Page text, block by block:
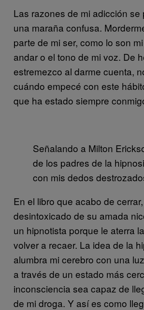
Las razones de mi adicción se
una maraña confusa.
parte de mi ser, como lo son
andar o el tono de mi voz. De
estremezco al darme cuenta,
cuándo empecé con este
que ha estado siempre
Señalando a Milton
de los padres de la
con mis dedos
En el libro que acabo de
desintoxicado de su amada
un hipnotista porque le aterra
volver a recaer. La idea de la
alumbra mi cerebro con una
a través de un estado más
inconsciencia sea capaz de
de mi droga. Y así es como